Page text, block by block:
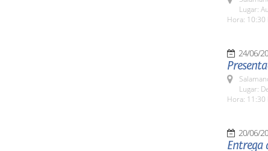
Lugar:
Hora: 10:30
24/06/
Lugar:
Hora: 11:30
20/06/
Entrega